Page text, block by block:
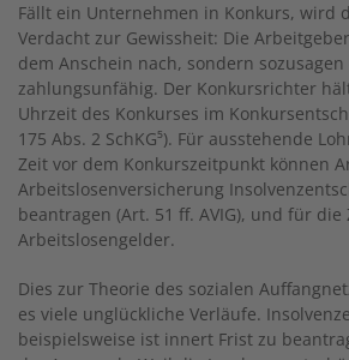
Fällt ein Unternehmen in Konkurs, wird
Verdacht zur Gewissheit: Die
dem Anschein nach, sondern sozusagen
zahlungsunfähig. Der Konkursrichter
Uhrzeit des Konkurses im
175 Abs. 2 SchKG⁵). Für ausstehende
Zeit vor dem Konkurszeitpunkt können
Arbeitslosenversicherung
beantragen (Art. 51 ff. AVIG), und für die
Arbeitslosengelder.
Dies zur Theorie des sozialen
es viele unglückliche Verläufe.
beispielsweise ist innert Frist zu